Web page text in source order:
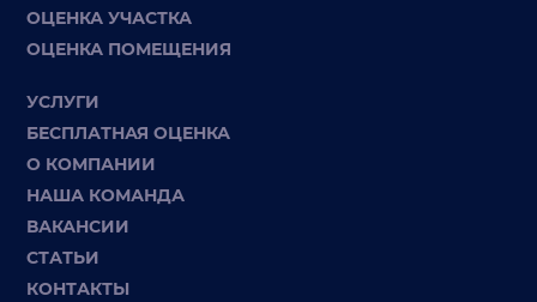
ОЦЕНКА УЧАСТКА
ОЦЕНКА ПОМЕЩЕНИЯ
УСЛУГИ
БЕСПЛАТНАЯ ОЦЕНКА
О КОМПАНИИ
НАША КОМАНДА
ВАКАНСИИ
СТАТЬИ
КОНТАКТЫ